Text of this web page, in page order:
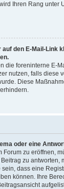
Ihren Rang unter
den E-Mail-Link
die foreninterne E-
nutzen, falls diese
Diese
oder eine
zu eröffnen,
zu antworten,
sein, dass eine
können. Ihre